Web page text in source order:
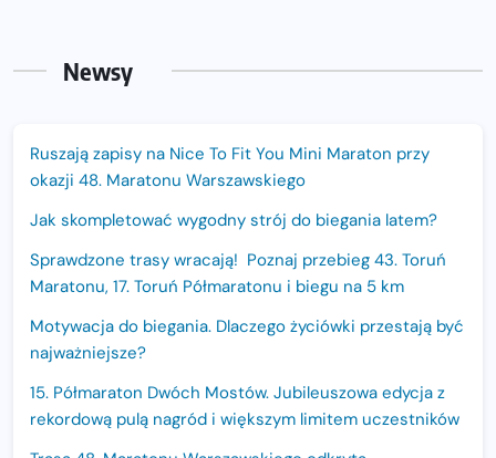
Newsy
Ruszają zapisy na Nice To Fit You Mini Maraton przy
okazji 48. Maratonu Warszawskiego
Jak skompletować wygodny strój do biegania latem?
Sprawdzone trasy wracają! Poznaj przebieg 43. Toruń
Maratonu, 17. Toruń Półmaratonu i biegu na 5 km
Motywacja do biegania. Dlaczego życiówki przestają być
najważniejsze?
15. Półmaraton Dwóch Mostów. Jubileuszowa edycja z
rekordową pulą nagród i większym limitem uczestników